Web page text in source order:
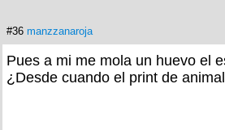
#36 manzzanaroja
Pues a mi me mola un huevo el
¿Desde cuando el print de